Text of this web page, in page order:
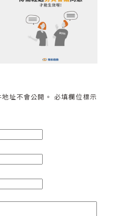
址不會公開。 必填欄位標示